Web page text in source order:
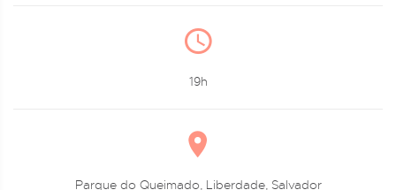
19h
Parque do Queimado, Liberdade, Salvador